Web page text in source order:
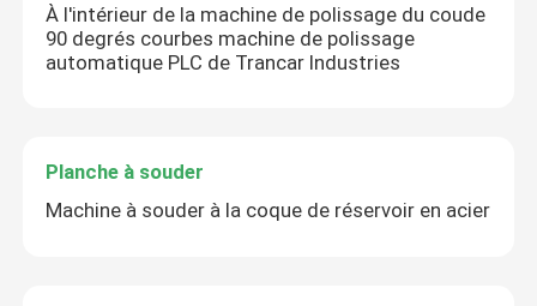
À l'intérieur de la machine de polissage du coude
90 degrés courbes machine de polissage
automatique PLC de Trancar Industries
Planche à souder
Machine à souder à la coque de réservoir en acier